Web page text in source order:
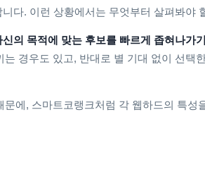
다. 이런 상황에서는 무엇부터 살펴봐야
신의 목적에 맞는 후보를 빠르게 좁혀나가
경우도 있고, 반대로 별 기대 없이 선택
에, 스마트코랭크처럼 각 웹하드의 특성